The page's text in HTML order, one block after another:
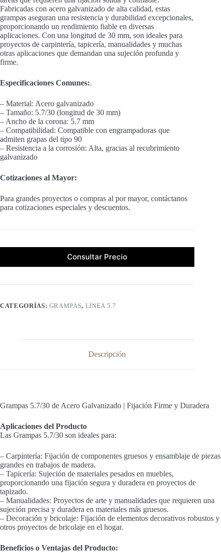
Fabricadas con acero galvanizado de alta calidad, estas
grampas aseguran una resistencia y durabilidad excepcionales,
proporcionando un rendimiento fiable en diversas
aplicaciones. Con una longitud de 30 mm, son ideales para
proyectos de carpintería, tapicería, manualidades y muchas
otras aplicaciones que demandan una sujeción profunda y
firme.
Especificaciones Comunes:.
– Material: Acero galvanizado
– Tamaño: 5.7/30 (longitud de 30 mm)
– Ancho de la corona: 5.7 mm
– Compatibilidad: Compatible con engrampadoras que
admiten grapas del tipo 90
– Resistencia a la corrosión: Alta, gracias al recubrimiento
galvanizado
Cotizaciones al Mayor:
Para grandes proyectos o compras al por mayor, contáctanos
para cotizaciones especiales y descuentos.
Consultar Precio
CATEGORÍAS: GRAMPAS, LINEA 5.7
Descripción
Grampas 5.7/30 de Acero Galvanizado | Fijación Firme y Duradera
Aplicaciones del Producto
Las Grampas 5.7/30 son ideales para:
– Carpintería: Fijación de componentes gruesos y ensamblaje de piezas
grandes en trabajos de madera.
– Tapicería: Sujeción de materiales pesados en muebles,
proporcionando una fijación segura y duradera en proyectos de
tapizado.
– Manualidades: Proyectos de arte y manualidades que requieren una
sujeción precisa y duradera en materiales más gruesos.
– Decoración y bricolaje: Fijación de elementos decorativos robustos y
otros proyectos de bricolaje en el hogar.
Beneficios o Ventajas del Producto: